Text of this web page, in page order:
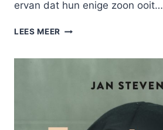
ervan dat hun enige zoon ooit…
LEES MEER EVIVA